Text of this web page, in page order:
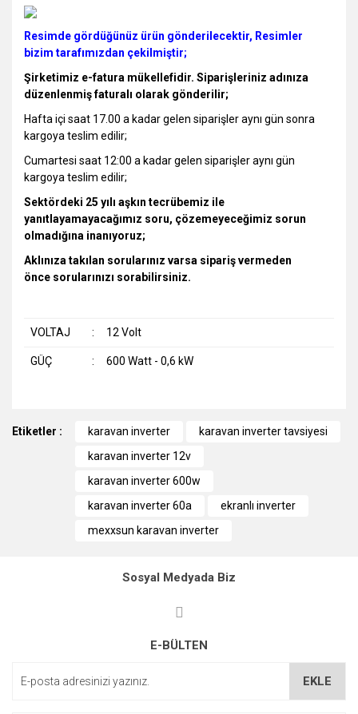
Resimde gördüğünüz ürün gönderilecektir, Resimler
bizim tarafımızdan çekilmiştir;
Şirketimiz e-fatura mükellefidir. Siparişleriniz adınıza
düzenlenmiş faturalı olarak gönderilir;
Hafta içi saat 17.00 a kadar gelen siparişler aynı gün sonra
kargoya teslim edilir;
Cumartesi saat 12:00 a kadar gelen siparişler aynı gün
kargoya teslim edilir;
Sektördeki 25 yılı aşkın tecrübemiz ile
yanıtlayamayacağımız soru, çözemeyeceğimiz sorun
olmadığına inanıyoruz;
Aklınıza takılan sorularınız varsa sipariş vermeden
önce sorularınızı sorabilirsiniz.
VOLTAJ : 12 Volt
GÜÇ : 600 Watt - 0,6 kW
konularda yetersiz gördüğünüz noktaları öneri formunu
Görüş ve önerileriniz için teşekkür ederiz.
Ürün resmi kalitesiz, bozuk veya görüntülenemiyor.
Ürün açıklamasında eksik bilgiler bulunuyor.
Ürün fiyatı diğer sitelerden daha pahalı.
Etiketler : karavan inverter
karavan inverter tavsiyesi
karavan inverter 12v
karavan inverter 600w
karavan inverter 60a
ekranlı inverter
mexxsun karavan inverter
Sosyal Medyada Biz
E-BÜLTEN
EKLE